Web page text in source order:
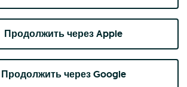
Продолжить через Apple
Продолжить через Google